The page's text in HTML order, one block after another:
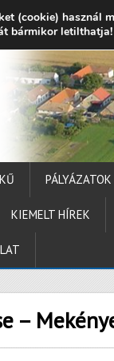
PÁLYÁZATOK
KIEMELT HÍREK
–
(cookie) használ
bármikor